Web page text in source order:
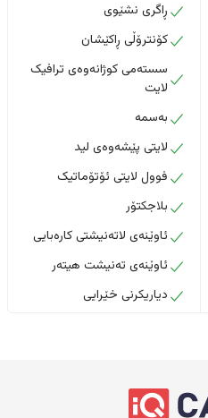
ڕاگری نشێوی
کۆنترۆڵی ڕاکێشان
سستەمی کوژانەوەی ترافیک
لایت
بەسمە
لایتی پێشەوەی لید
فوول لایتی ئۆتۆماتیک
بلاجکتۆر
ئاوێنەی لاتەنیشتی کارەبایی
ئاوێنەی تەنیشت هیتەر
دیاریکرنی خێرایی